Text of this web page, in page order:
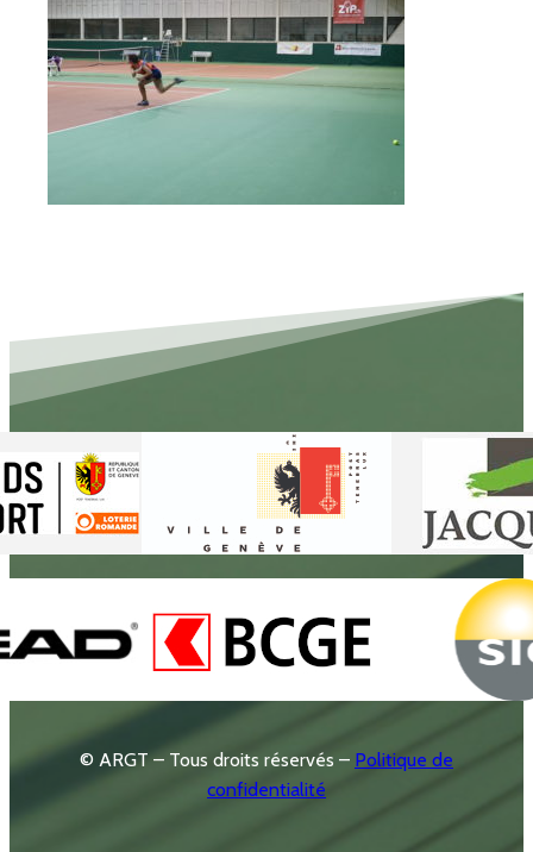
© ARGT – Tous droits réservés – Politique de
confidentialité